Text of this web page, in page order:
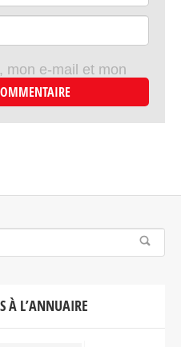
mon e-mail et mon
pour mon prochain
À L’ANNUAIRE